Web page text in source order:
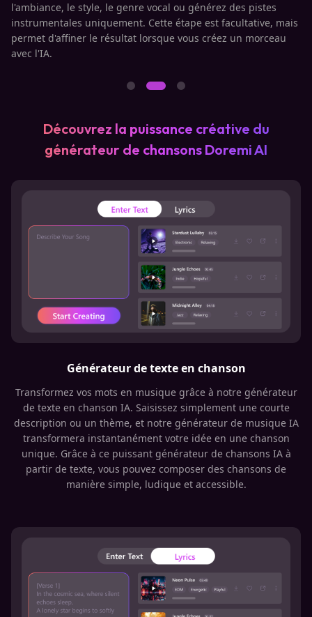
l'ambiance, le style, le genre vocal ou générez des pistes
instrumentales uniquement. Cette étape est facultative, mais
permet d'affiner le résultat lorsque vous créez un morceau
avec l'IA.
Découvrez la puissance créative du
générateur de chansons Doremi AI
Générateur de texte en chanson
Transformez vos mots en musique grâce à notre générateur
de texte en chanson IA. Saisissez simplement une courte
description ou un thème, et notre générateur de musique IA
transformera instantanément votre idée en une chanson
unique. Grâce à ce puissant générateur de chansons IA à
partir de texte, vous pouvez composer des chansons de
manière simple, ludique et accessible.